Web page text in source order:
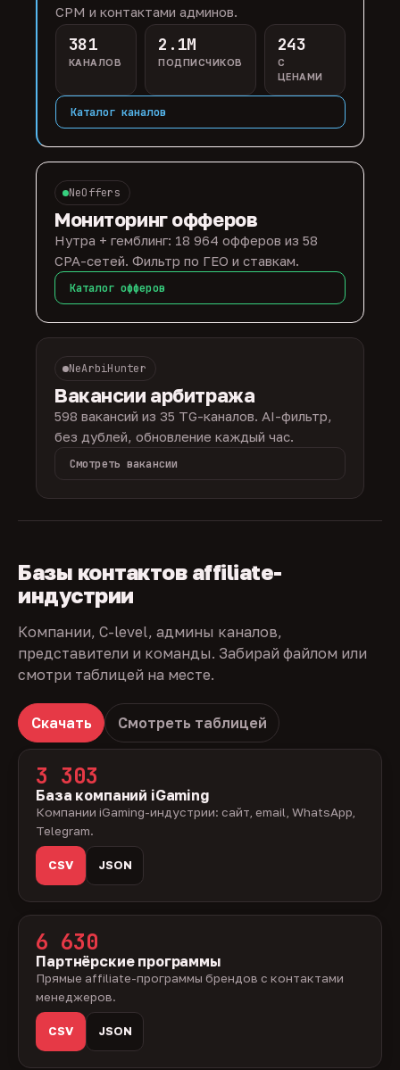
CPM и контактами админов.
381
КАНАЛОВ
2.1M
ПОДПИСЧИКОВ
243
С
ЦЕНАМИ
Каталог каналов
NeOffers
Мониторинг офферов
Нутра + гемблинг: 18 964 офферов из 58
CPA-сетей. Фильтр по ГЕО и ставкам.
Каталог офферов
NeArbiHunter
Вакансии арбитража
598 вакансий из 35 TG-каналов. AI-фильтр,
без дублей, обновление каждый час.
Смотреть вакансии
Базы контактов affiliate-
индустрии
Компании, C-level, админы каналов,
представители и команды. Забирай файлом или
смотри таблицей на месте.
Скачать Смотреть таблицей
3 303
База компаний iGaming
Компании iGaming-индустрии: сайт, email, WhatsApp,
Telegram.
CSV JSON
6 630
Партнёрские программы
Прямые affiliate-программы брендов с контактами
менеджеров.
CSV JSON